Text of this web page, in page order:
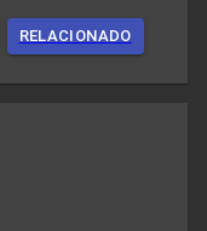
RELACIONADO